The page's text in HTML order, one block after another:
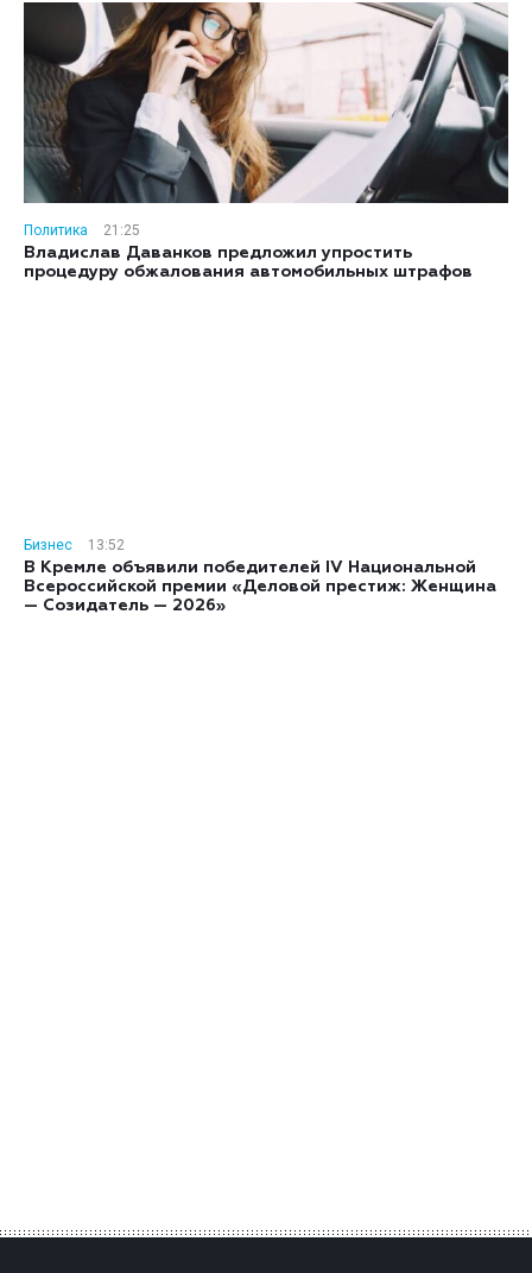
Политика
21:25
Владислав Даванков предложил упростить
процедуру обжалования автомобильных штрафов
Бизнес
13:52
В Кремле объявили победителей IV Национальной
Всероссийской премии «Деловой престиж: Женщина
— Созидатель — 2026»